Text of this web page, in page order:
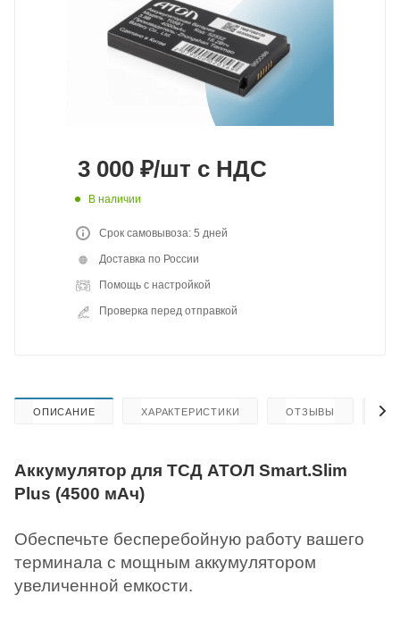
3 000 ₽/шт с НДС
В наличии
Срок самовывоза: 5 дней
Доставка по России
Помощь с настройкой
Проверка перед отправкой
ОПИСАНИЕ ХАРАКТЕРИСТИКИ ОТЗЫВЫ
Аккумулятор для ТСД АТОЛ Smart.Slim
Plus (4500 мАч)
Обеспечьте бесперебойную работу вашего
терминала с мощным аккумулятором
увеличенной емкости.